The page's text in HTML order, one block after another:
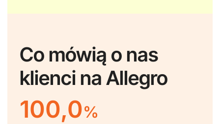
Co mówią o nas
klienci na Allegro
100,0%